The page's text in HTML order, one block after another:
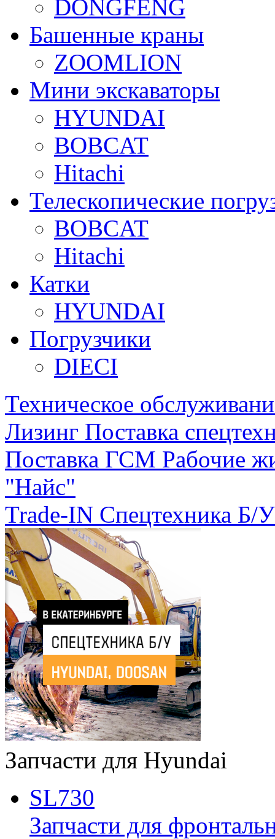
DONGFENG
Башенные краны
ZOOMLION
Мини экскаваторы
HYUNDAI
BOBCAT
Hitachi
Телескопические
BOBCAT
Hitachi
Катки
HYUNDAI
Погрузчики
DIECI
Техническое
Лизинг Поставка
Поставка ГСМ Рабочие
"Найс"
Trade-IN Спецтехника Б/У
Запчасти для Hyundai
SL730
Запчасти для